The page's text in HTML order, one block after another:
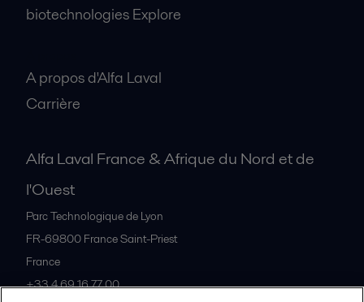
biotechnologies Explore
A propos d'Alfa Laval
Carrière
Alfa Laval France & Afrique du Nord et de
l'Ouest
Parc Technologique de Lyon
FR-69800 France Saint-Priest
France
+33 4 69 16 77 00